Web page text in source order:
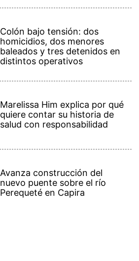
Colón bajo tensión: dos
homicidios, dos menores
baleados y tres detenidos en
distintos operativos
Marelissa Him explica por qué
quiere contar su historia de
salud con responsabilidad
Avanza construcción del
nuevo puente sobre el río
Perequeté en Capira